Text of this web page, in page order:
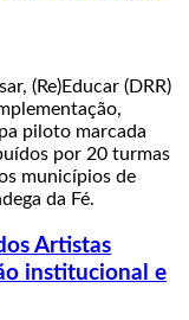
(Re)Educar (DRR)
piloto marcada
por 20 turmas
municípios de
da Fé.
Artistas
institucional e